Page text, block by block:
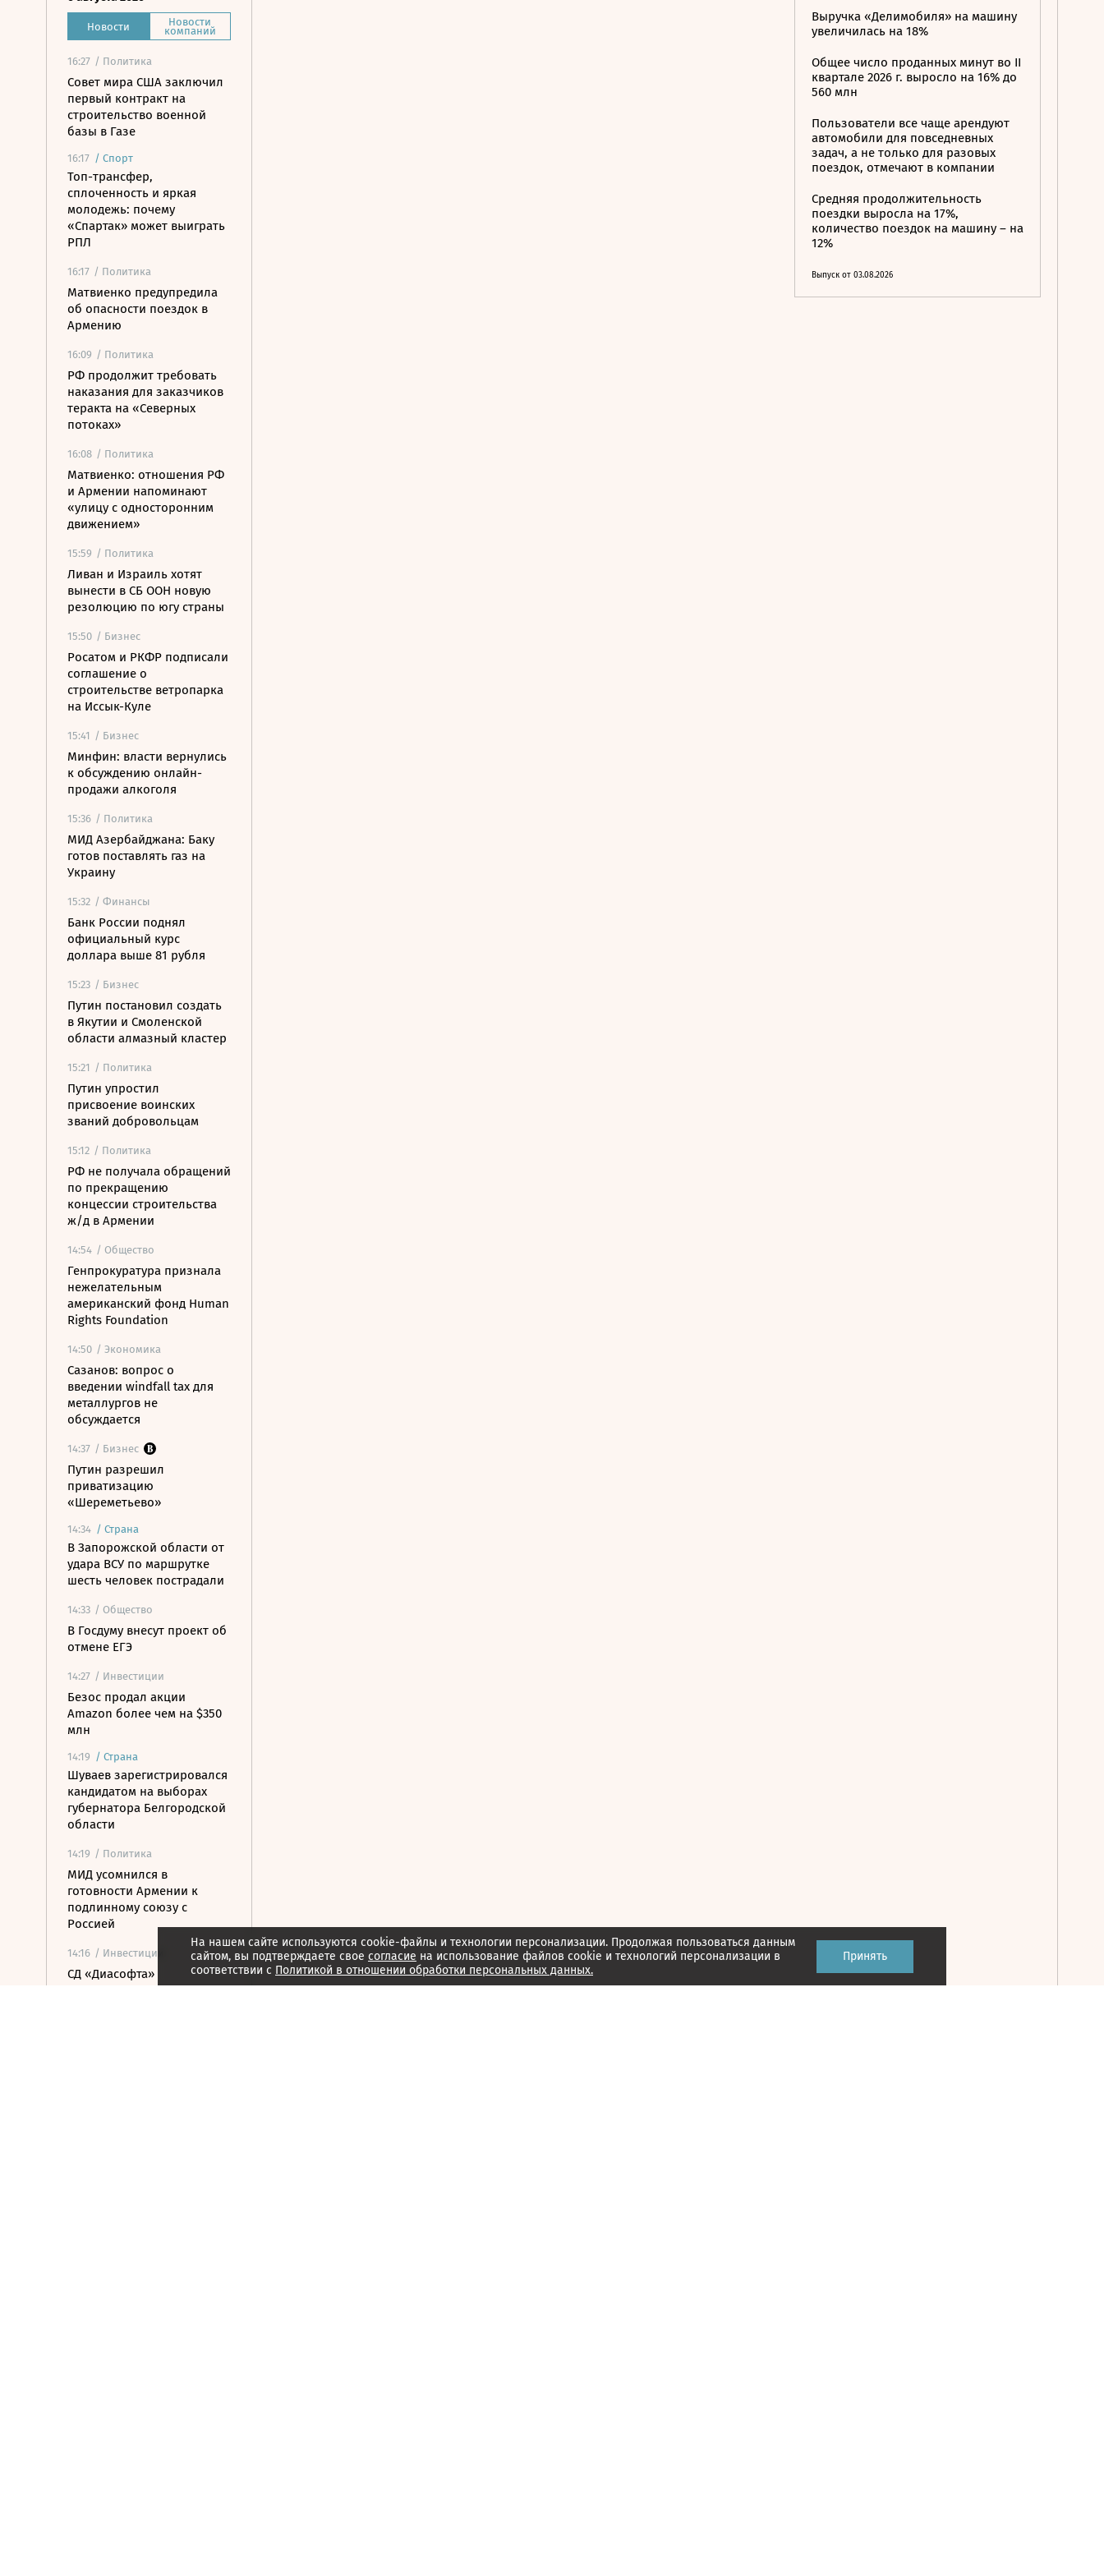
Новости Новости
компаний
16:27 / Политика
Совет мира США заключил
первый контракт на
строительство военной
базы в Газе
16:17 / Спорт
Топ-трансфер,
сплоченность и яркая
молодежь: почему
«Спартак» может выиграть
РПЛ
16:17 / Политика
Матвиенко предупредила
об опасности поездок в
Армению
16:09 / Политика
РФ продолжит требовать
наказания для заказчиков
теракта на «Северных
потоках»
16:08 / Политика
Матвиенко: отношения РФ
и Армении напоминают
«улицу с односторонним
движением»
15:59 / Политика
Ливан и Израиль хотят
вынести в СБ ООН новую
резолюцию по югу страны
15:50 / Бизнес
Росатом и РКФР подписали
соглашение о
строительстве ветропарка
на Иссык-Куле
15:41 / Бизнес
Минфин: власти вернулись
к обсуждению онлайн-
продажи алкоголя
15:36 / Политика
МИД Азербайджана: Баку
готов поставлять газ на
Украину
15:32 / Финансы
Банк России поднял
официальный курс
доллара выше 81 рубля
15:23 / Бизнес
Путин постановил создать
в Якутии и Смоленской
области алмазный кластер
15:21 / Политика
Путин упростил
присвоение воинских
званий добровольцам
15:12 / Политика
РФ не получала обращений
по прекращению
концессии строительства
ж/д в Армении
14:54 / Общество
Генпрокуратура признала
нежелательным
американский фонд Human
Rights Foundation
14:50 / Экономика
Сазанов: вопрос о
введении windfall tax для
металлургов не
обсуждается
14:37 / Бизнес
Путин разрешил
приватизацию
«Шереметьево»
14:34 / Страна
В Запорожской области от
удара ВСУ по маршрутке
шесть человек пострадали
14:33 / Общество
В Госдуму внесут проект об
отмене ЕГЭ
14:27 / Инвестиции
Безос продал акции
Amazon более чем на $350
млн
14:19 / Страна
Шуваев зарегистрировался
кандидатом на выборах
губернатора Белгородской
области
14:19 / Политика
МИД усомнился в
готовности Армении к
подлинному союзу с
Россией
14:16 / Инвестиции
СД «Диасофта»
рекомендовал выплатить
Выручка «Делимобиля» на машину
увеличилась на 18%
Общее число проданных минут во II
квартале 2026 г. выросло на 16% до
560 млн
Пользователи все чаще арендуют
автомобили для повседневных
задач, а не только для разовых
поездок, отмечают в компании
Средняя продолжительность
поездки выросла на 17%,
количество поездок на машину – на
12%
Выпуск от 03.08.2026
На нашем сайте используются cookie-файлы и технологии персонализации. Продолжая пользоваться данным
сайтом, вы подтверждаете свое согласие на использование файлов cookie и технологий персонализации в
соответствии с Политикой в отношении обработки персональных данных.
Принять